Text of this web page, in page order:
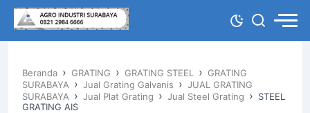
Beranda › GRATING › GRATING STEEL › GRATING
SURABAYA › Jual Grating Galvanis › JUAL GRATING
SURABAYA › Jual Plat Grating › Jual Steel Grating › STEEL
GRATING AIS